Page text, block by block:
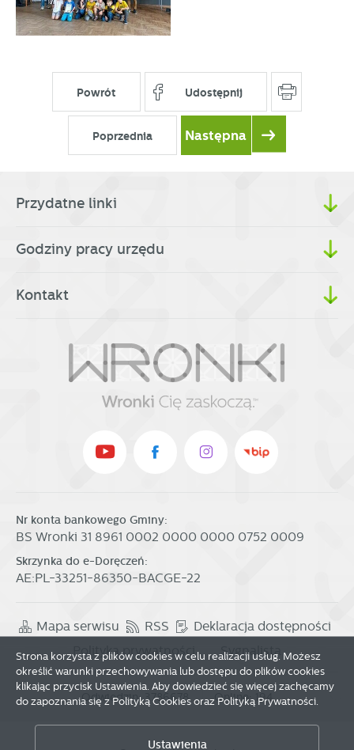
Powrót Udostępnij
Poprzednia Następna
Przydatne linki
Godziny pracy urzędu
Kontakt
Nr konta bankowego Gminy:
BS Wronki 31 8961 0002 0000 0000 0752 0009
Skrzynka do e-Doręczeń:
AE:PL-33251-86350-BACGE-22
Mapa serwisu RSS
Deklaracja dostępności
Polityka prywatności
Sygnalista
Odwiedzin: 3786678 Online: 194
Strona korzysta z plików cookies w celu realizacji usług. Możesz
określić warunki przechowywania lub dostępu do plików cookies
klikając przycisk Ustawienia. Aby dowiedzieć się więcej zachęcamy
do zapoznania się z Polityką Cookies oraz Polityką Prywatności.
Ustawienia